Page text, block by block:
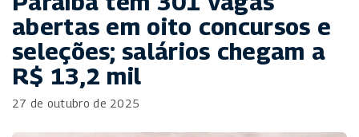
abertas em oito concursos e
seleções; salários chegam a
R$ 13,2 mil
27 de outubro de 2025